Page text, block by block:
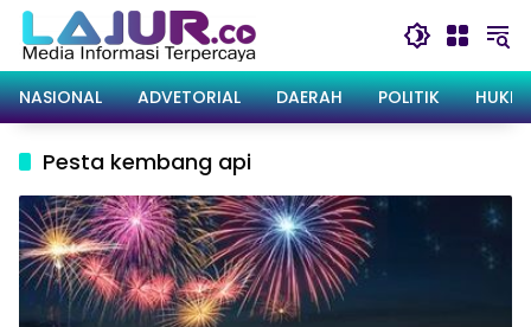
Langsung
konten
NASIONAL
ADVETORIAL DAERAH POLITIK
Pesta kembang api